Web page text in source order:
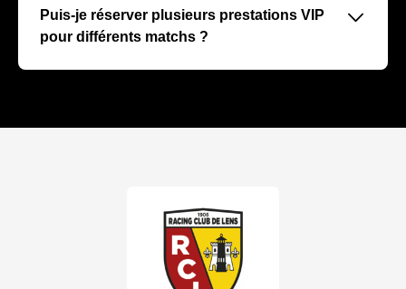
VIP pour une expérience fluide et exclusive.
Puis-je réserver plusieurs prestations VIP
pour différents matchs ?
􀆈
Absolument, vous pouvez réserver pour plusieurs
conditions.